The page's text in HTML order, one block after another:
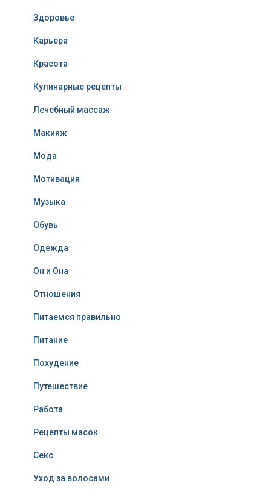
Здоровье
Карьера
Красота
Кулинарные рецепты
Лечебный массаж
Макияж
Мода
Мотивация
Музыка
Обувь
Одежда
Он и Она
Отношения
Питаемся правильно
Питание
Похудение
Путешествие
Работа
Рецепты масок
Секс
Уход за волосами